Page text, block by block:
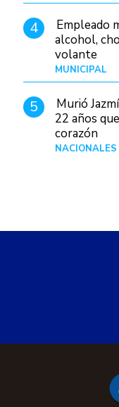
4
Empleado
alcohol,
volante
MUNICIPAL
5
Murió
22 años
corazón
NACIONALES